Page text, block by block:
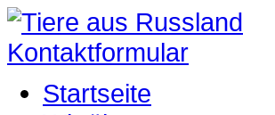
Kontaktformular
Startseite